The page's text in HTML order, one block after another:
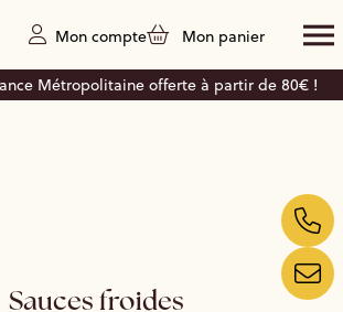
Mon compte Mon panier
Métropolitaine offerte à partir de 80€ !
Sauces froides